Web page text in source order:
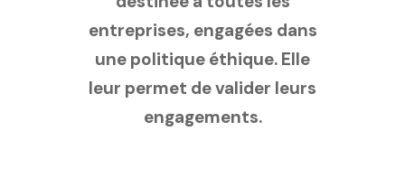
entreprises, engagées dans
une politique éthique. Elle
leur permet de valider leurs
engagements.